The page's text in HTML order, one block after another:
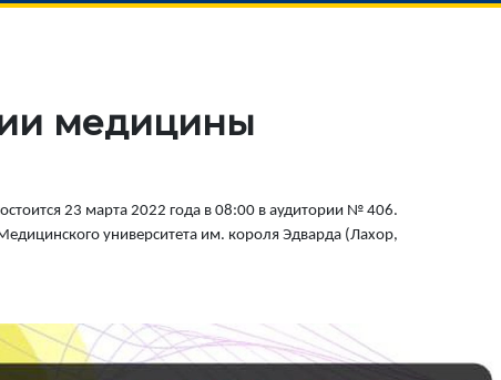
берүү" Эл аралык
журналы
китепкана
Окуу графиги
Демилгелер
Кызыкчылыктар клубу
медицины
23 марта 2022 года в 08:00 в аудитории № 406.
университета им. короля Эдварда (Лахор,